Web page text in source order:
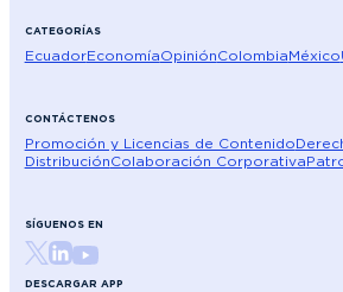
CATEGORÍAS
EcuadorEconomíaOpiniónColombiaMéxico
CONTÁCTENOS
Promoción y Licencias de Contenido
DistribuciónColaboración Corporativa
SÍGUENOS EN
DESCARGAR APP